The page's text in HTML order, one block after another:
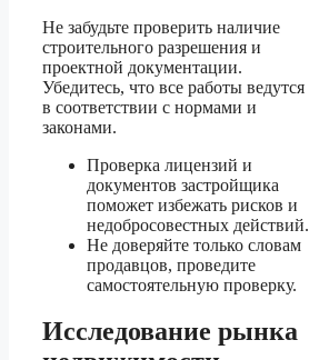
Не забудьте проверить наличие
строительного разрешения и
проектной документации.
Убедитесь, что все работы ведутся
в соответствии с нормами и
законами.
Проверка лицензий и
документов застройщика
поможет избежать рисков и
недобросовестных действий.
Не доверяйте только словам
продавцов, проведите
самостоятельную проверку.
Исследование рынка